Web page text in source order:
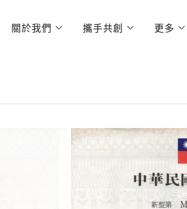
關於我們 攜手共創 更多